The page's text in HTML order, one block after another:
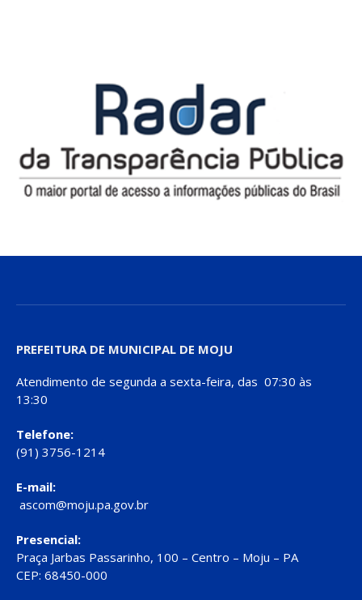
PREFEITURA DE MUNICIPAL DE MOJU
Atendimento de segunda a sexta-feira, das 07:30 às
13:30
Telefone:
(91) 3756-1214
E-mail:
ascom@moju.pa.gov.br
Presencial:
Praça Jarbas Passarinho, 100 – Centro – Moju – PA
CEP: 68450-000